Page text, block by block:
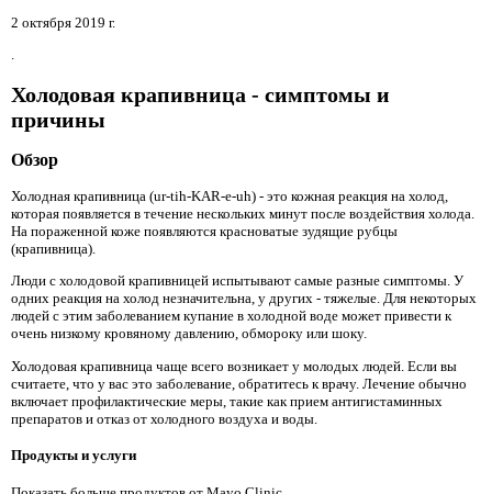
2 октября 2019 г.
.
Холодовая крапивница - симптомы и
причины
Обзор
Холодная крапивница (ur-tih-KAR-e-uh) - это кожная реакция на холод,
которая появляется в течение нескольких минут после воздействия холода.
На пораженной коже появляются красноватые зудящие рубцы
(крапивница).
Люди с холодовой крапивницей испытывают самые разные симптомы. У
одних реакция на холод незначительна, у других - тяжелые. Для некоторых
людей с этим заболеванием купание в холодной воде может привести к
очень низкому кровяному давлению, обмороку или шоку.
Холодовая крапивница чаще всего возникает у молодых людей. Если вы
считаете, что у вас это заболевание, обратитесь к врачу. Лечение обычно
включает профилактические меры, такие как прием антигистаминных
препаратов и отказ от холодного воздуха и воды.
Продукты и услуги